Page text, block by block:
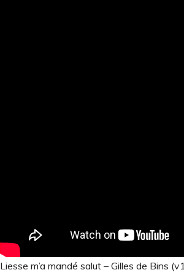
Liesse m’a mandé salut – Gilles de Bins